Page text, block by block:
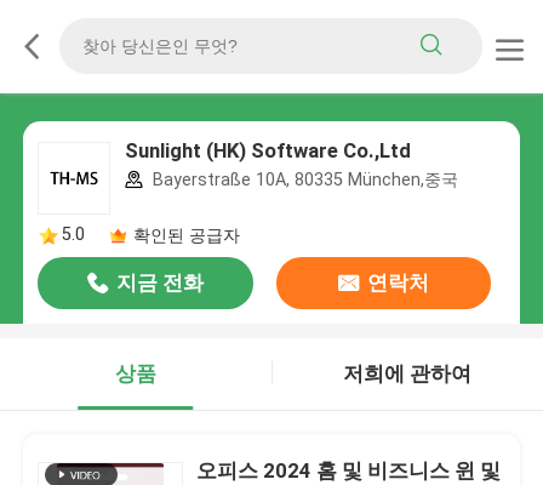
Sunlight (HK) Software Co.,Ltd
Bayerstraße 10A, 80335 München,중국
5.0 확인된 공급자
지금 전화 연락처
상품 저희에 관하여
오피스 2024 홈 및 비즈니스 윈 및